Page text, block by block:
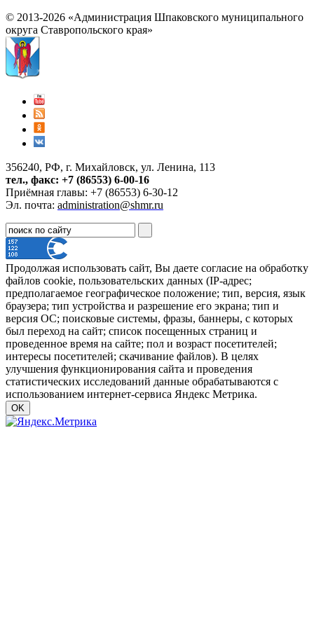
© 2013-2026 «Администрация Шпаковского муниципального
округа Ставропольского края»
356240, РФ, г. Михайловск, ул. Ленина, 113
тел., факс: +7 (86553) 6-00-16
Приёмная главы: +7 (86553) 6-30-12
Эл. почта: administration@shmr.ru
Продолжая использовать сайт, Вы даете согласие на обработку
файлов cookie, пользовательских данных (IP-адрес;
предполагаемое географическое положение; тип, версия, язык
браузера; тип устройства и разрешение его экрана; тип и
версия ОС; поисковые системы, фразы, баннеры, с которых
был переход на сайт; список посещенных страниц и
проведенное время на сайте; пол и возраст посетителей;
интересы посетителей; скачивание файлов). В целях
улучшения функционирования сайта и проведения
статистических исследований данные обрабатываются с
использованием интернет-сервиса Яндекс Метрика.
OK